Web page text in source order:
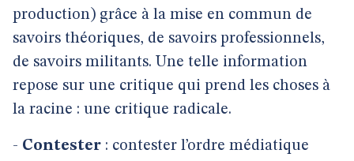
production) grâce à la mise en commun de
savoirs théoriques, de savoirs professionnels,
de savoirs militants. Une telle information
repose sur une critique qui prend les choses à
la racine : une critique radicale.
- Contester : contester l’ordre médiatique